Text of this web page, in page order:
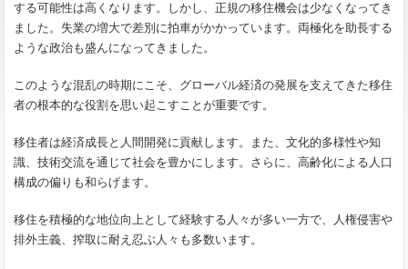
する可能性は高くなります。しかし、正規の移住機会は少なくなってき
ました。失業の増大で差別に拍車がかかっています。両極化を助長する
ような政治も盛んになってきました。
このような混乱の時期にこそ、グローバル経済の発展を支えてきた移住
者の根本的な役割を思い起こすことが重要です。
移住者は経済成長と人間開発に貢献します。また、文化的多様性や知
識、技術交流を通じて社会を豊かにします。さらに、高齢化による人口
構成の偏りも和らげます。
移住を積極的な地位向上として経験する人々が多い一方で、人権侵害や
排外主義、搾取に耐え忍ぶ人々も多数います。